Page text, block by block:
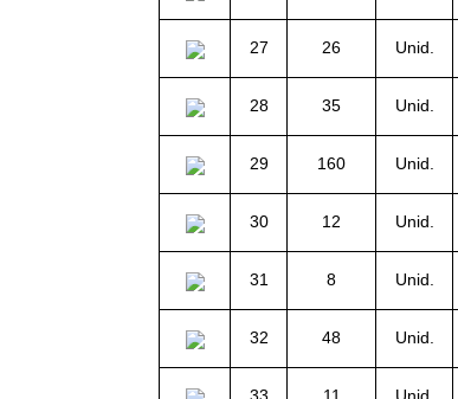
27 26 Unid.
28 35 Unid.
29 160 Unid.
30 12 Unid.
31 8 Unid.
32 48 Unid.
33 11 Unid.